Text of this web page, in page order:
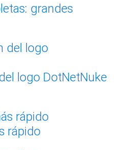
grandes
logo DotNetNuke
rápido